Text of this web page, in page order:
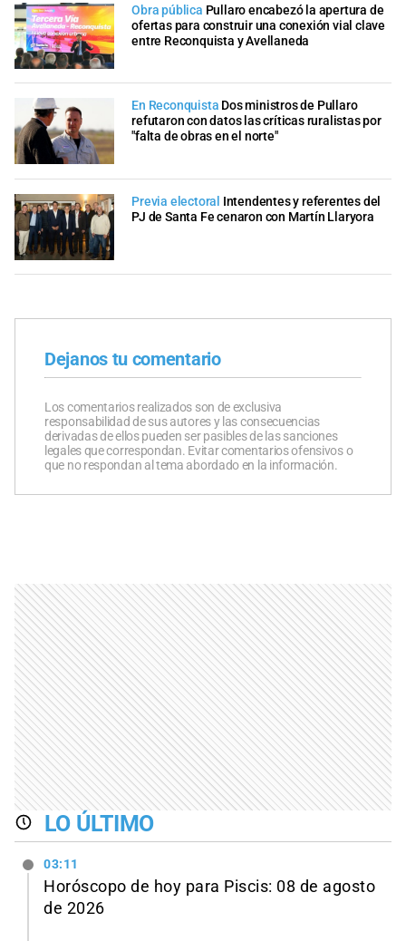
Obra pública Pullaro encabezó la apertura de
ofertas para construir una conexión vial clave
entre Reconquista y Avellaneda
En Reconquista Dos ministros de Pullaro
refutaron con datos las críticas ruralistas por
"falta de obras en el norte"
Previa electoral Intendentes y referentes del
PJ de Santa Fe cenaron con Martín Llaryora
Dejanos tu comentario
Los comentarios realizados son de exclusiva
responsabilidad de sus autores y las consecuencias
derivadas de ellos pueden ser pasibles de las sanciones
legales que correspondan. Evitar comentarios ofensivos o
que no respondan al tema abordado en la información.
LO ÚLTIMO
03:11
Horóscopo de hoy para Piscis: 08 de agosto
de 2026